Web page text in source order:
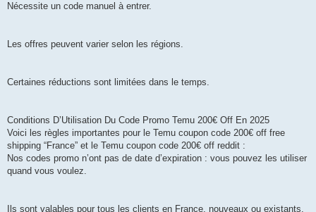
Nécessite un code manuel à entrer.
Les offres peuvent varier selon les régions.
Certaines réductions sont limitées dans le temps.
Conditions D’Utilisation Du Code Promo Temu 200€ Off En 2025
Voici les règles importantes pour le Temu coupon code 200€ off free
shipping “France” et le Temu coupon code 200€ off reddit :
Nos codes promo n’ont pas de date d’expiration : vous pouvez les utiliser
quand vous voulez.
Ils sont valables pour tous les clients en France, nouveaux ou existants.